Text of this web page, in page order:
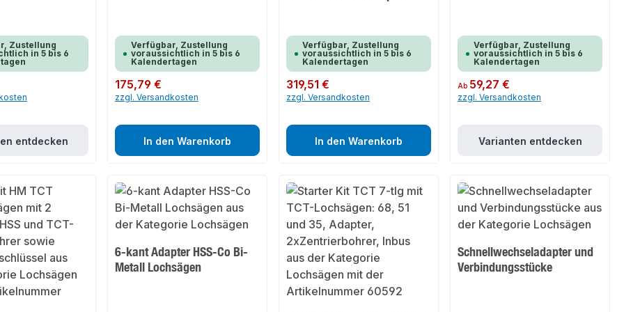
Zustellung
in 5 bis 6
entdecken
Verfügbar, Zustellung
voraussichtlich in 5 bis 6
Kalendertagen
Regulärer Preis:
175,79 €
zzgl. Versandkosten
In den Warenkorb
Verfügbar, Zustellung
voraussichtlich in 5 bis 6
Kalendertagen
Regulärer Preis:
319,51 €
zzgl. Versandkosten
In den Warenkorb
Verfügbar, Zustellung
voraussichtlich in 5 bis 6
Kalendertagen
Regulärer Preis:
Ab 59,27 €
zzgl. Versandkosten
Varianten entdecken
6-kant Adapter HSS-Co Bi-
Metall Lochsägen
Schnellwechseladapter und
Verbindungsstücke